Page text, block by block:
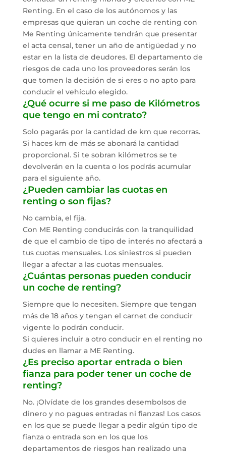
Renting. En el caso de los autónomos y las
empresas que quieran un coche de renting con
Me Renting únicamente tendrán que presentar
el acta censal, tener un año de antigüedad y no
estar en la lista de deudores. El departamento de
riesgos de cada uno los proveedores serán los
que tomen la decisión de si eres o no apto para
conducir el vehículo elegido.
¿Qué ocurre si me paso de Kilómetros
que tengo en mi contrato?
Solo pagarás por la cantidad de km que recorras.
Si haces km de más se abonará la cantidad
proporcional. Si te sobran kilómetros se te
devolverán en la cuenta o los podrás acumular
para el siguiente año.
¿Pueden cambiar las cuotas en
renting o son fijas?
No cambia, el fija.
Con ME Renting conducirás con la tranquilidad
de que el cambio de tipo de interés no afectará a
tus cuotas mensuales. Los siniestros si pueden
llegar a afectar a las cuotas mensuales.
¿Cuántas personas pueden conducir
un coche de renting?
Siempre que lo necesiten. Siempre que tengan
más de 18 años y tengan el carnet de conducir
vigente lo podrán conducir.
Si quieres incluir a otro conducir en el renting no
dudes en llamar a ME Renting.
¿Es preciso aportar entrada o bien
fianza para poder tener un coche de
renting?
No. ¡Olvídate de los grandes desembolsos de
dinero y no pagues entradas ni fianzas! Los casos
en los que se puede llegar a pedir algún tipo de
fianza o entrada son en los que los
departamentos de riesgos han realizado una